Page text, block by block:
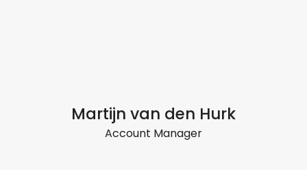
Martijn van den Hurk
Account Manager